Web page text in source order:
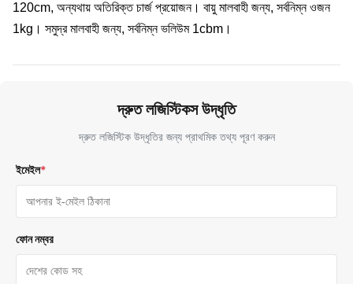
120cm, অন্যথায় অতিরিক্ত চার্জ প্রয়োজন। বায়ু মালবাহী জন্য, সর্বনিম্ন ওজন
1kg। সমুদ্র মালবাহী জন্য, সর্বনিম্ন ভলিউম 1cbm।
দ্রুত লজিস্টিকস উদ্ধৃতি
দ্রুত লজিস্টিক উদ্ধৃতির জন্য প্রাথমিক তথ্য পূরণ করুন
ইমেইল*
ফোন নম্বর